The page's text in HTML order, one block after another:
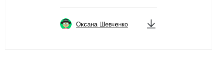
Оксана Шевченко